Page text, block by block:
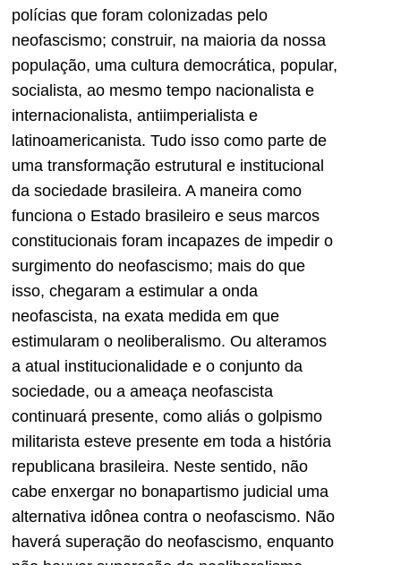
polícias que foram colonizadas pelo
neofascismo; construir, na maioria da nossa
população, uma cultura democrática, popular,
socialista, ao mesmo tempo nacionalista e
internacionalista, antiimperialista e
latinoamericanista. Tudo isso como parte de
uma transformação estrutural e institucional
da sociedade brasileira. A maneira como
funciona o Estado brasileiro e seus marcos
constitucionais foram incapazes de impedir o
surgimento do neofascismo; mais do que
isso, chegaram a estimular a onda
neofascista, na exata medida em que
estimularam o neoliberalismo. Ou alteramos
a atual institucionalidade e o conjunto da
sociedade, ou a ameaça neofascista
continuará presente, como aliás o golpismo
militarista esteve presente em toda a história
republicana brasileira. Neste sentido, não
cabe enxergar no bonapartismo judicial uma
alternativa idônea contra o neofascismo. Não
haverá superação do neofascismo, enquanto